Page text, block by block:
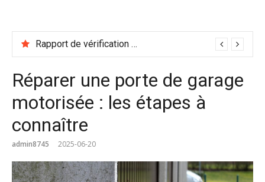
Rapport de vérification sécurité : à conserver précieusement
Réparer une porte de garage
motorisée : les étapes à
connaître
admin8745 2025-06-20